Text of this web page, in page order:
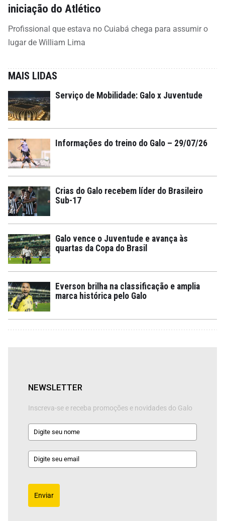
iniciação do Atlético
Profissional que estava no Cuiabá chega para assumir o
lugar de William Lima
MAIS LIDAS
Serviço de Mobilidade: Galo x Juventude
Informações do treino do Galo – 29/07/26
Crias do Galo recebem líder do Brasileiro
Sub-17
Galo vence o Juventude e avança às
quartas da Copa do Brasil
Everson brilha na classificação e amplia
marca histórica pelo Galo
NEWSLETTER
Inscreva-se e receba promoções e novidades do Galo
Enviar